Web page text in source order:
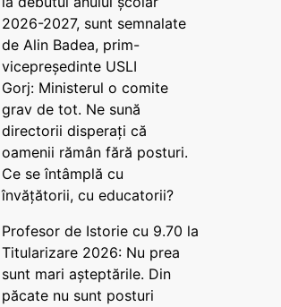
2026-2027, sunt semnalate
de Alin Badea, prim-
vicepreședinte USLI
Gorj: Ministerul o comite
grav de tot. Ne sună
directorii disperați că
oamenii rămân fără posturi.
Ce se întâmplă cu
învățătorii, cu educatorii?
Profesor de Istorie cu 9.70 la
Titularizare 2026: Nu prea
sunt mari așteptările. Din
păcate nu sunt posturi